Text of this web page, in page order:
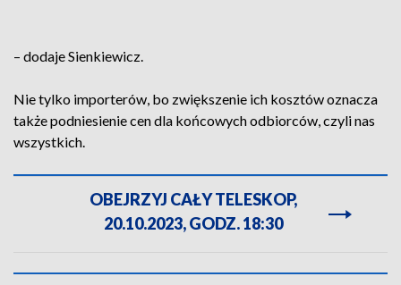
– dodaje Sienkiewicz.
Nie tylko importerów, bo zwiększenie ich kosztów oznacza
także podniesienie cen dla końcowych odbiorców, czyli nas
wszystkich.
OBEJRZYJ CAŁY TELESKOP,
20.10.2023, GODZ. 18:30